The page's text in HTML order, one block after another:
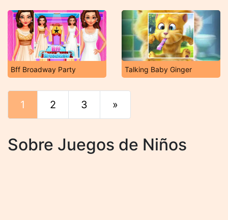
Bff Broadway Party Talking Baby Ginger
1 2 3 »
Sobre Juegos de Niños